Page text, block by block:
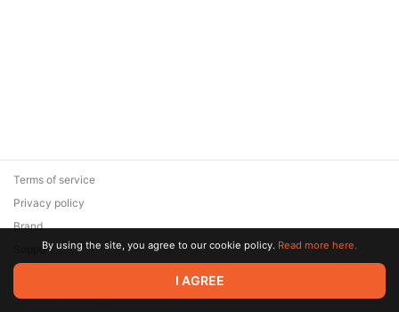
© 2026 Zaya Solutions Limited. All rights reserved. All trademarks
are the property of their respective owners.
Terms of service
Privacy policy
Brand
SupportBy using the site, you agree to our cookie policy. Read more here.
I AGREE